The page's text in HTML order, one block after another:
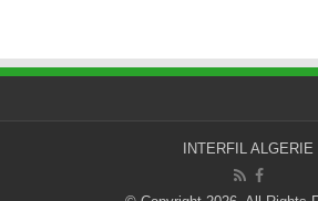
INTERFIL ALGERIE